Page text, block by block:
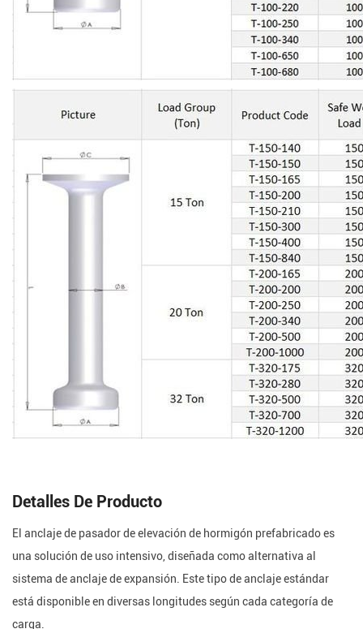
Detalles De Producto
El anclaje de pasador de elevación de hormigón prefabricado es
una solución de uso intensivo, diseñada como alternativa al
sistema de anclaje de expansión. Este tipo de anclaje estándar
está disponible en diversas longitudes según cada categoría de
carga.